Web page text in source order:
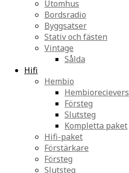
Utomhus
Bordsradio
Byggsatser
Stativ och fästen
Vintage
Sålda
Hifi
Hembio
Hembiorecievers
Försteg
Slutsteg
Kompletta paket
Hifi-paket
Förstärkare
Försteg
Slutsteg